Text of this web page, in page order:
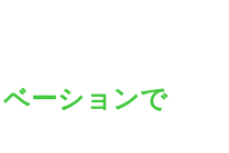
ーションで